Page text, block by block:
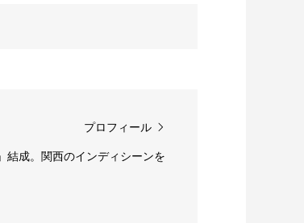
プロフィール
結成。関西のインディシーンを